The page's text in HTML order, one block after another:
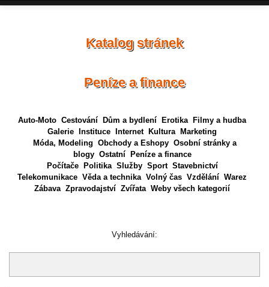
Katalog stránek
Peníze a finance
Auto-Moto Cestování Dům a bydlení Erotika
Filmy a hudba
Galerie
Instituce Internet Kultura
Marketing
Móda, Modeling Obchody a Eshopy Osobní stránky a
blogy Ostatní
Peníze a finance
Počítače
Politika Služby Sport Stavebnictví
Telekomunikace Věda a technika Volný čas Vzdělání Warez
Zábava Zpravodajství Zvířata Weby všech kategorií
Vyhledávání: